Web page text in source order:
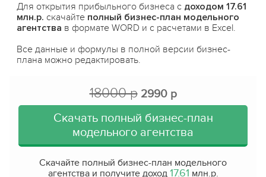
Для открытия прибыльного бизнеса с доходом 17.61
млн.р. скачайте полный бизнес-план модельного
агентства в формате WORD и с расчетами в Excel.
Все данные и формулы в полной версии бизнес-
плана можно редактировать.
18000 р 2990 р
Скачать полный бизнес-план
модельного агентства
Скачайте полный бизнес-план модельного
агентства и получите доход 17.61 млн.р.